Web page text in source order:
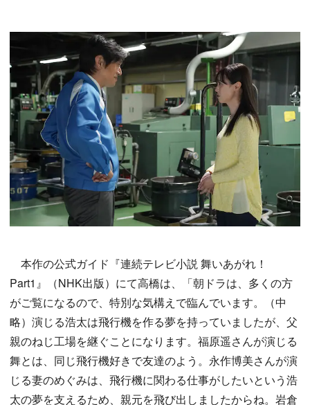
本作の公式ガイド『連続テレビ小説 舞いあがれ！
Part1』（NHK出版）にて高橋は、「朝ドラは、多くの方
がご覧になるので、特別な気構えで臨んでいます。（中
略）演じる浩太は飛行機を作る夢を持っていましたが、父
親のねじ工場を継ぐことになります。福原遥さんが演じる
舞とは、同じ飛行機好きで友達のよう。永作博美さんが演
じる妻のめぐみは、飛行機に関わる仕事がしたいという浩
太の夢を支えるため、親元を飛び出しましたからね。岩倉